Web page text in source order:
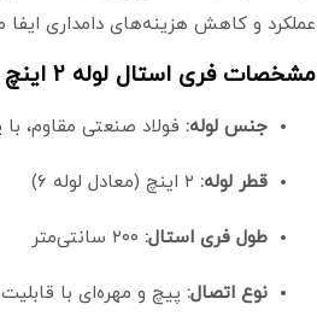
عملکرد و کاهش هزینه‌های دامداری ایفا
مشخصات فری استال لوله 2 اینچ (لوله6) 200
جنس لوله: فولاد صنعتی مقاوم،
قطر لوله:
طول فری استال:
نوع اتصال: پیچ و مهره‌ای با